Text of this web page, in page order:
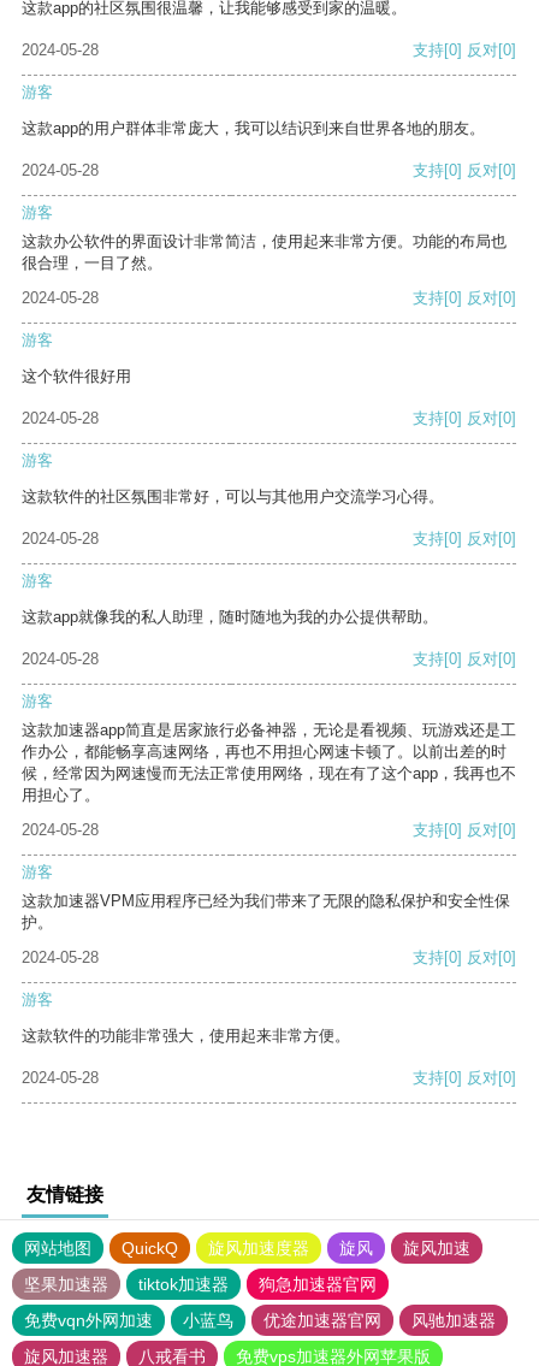
这款app的社区氛围很温馨，让我能够感受到家的温暖。
2024-05-28 支持[0] 反对[0]
游客
这款app的用户群体非常庞大，我可以结识到来自世界各地的朋友。
2024-05-28 支持[0] 反对[0]
游客
这款办公软件的界面设计非常简洁，使用起来非常方便。功能的布局也
很合理，一目了然。
2024-05-28
支持[0] 反对[0]
游客
这个软件很好用
2024-05-28 支持[0] 反对[0]
游客
这款软件的社区氛围非常好，可以与其他用户交流学习心得。
2024-05-28 支持[0] 反对[0]
游客
这款app就像我的私人助理，随时随地为我的办公提供帮助。
2024-05-28 支持[0] 反对[0]
游客
这款加速器app简直是居家旅行必备神器，无论是看视频、玩游戏还是工
作办公，都能畅享高速网络，再也不用担心网速卡顿了。以前出差的时
候，经常因为网速慢而无法正常使用网络，现在有了这个app，我再也不
用担心了。
2024-05-28
支持[0] 反对[0]
游客
这款加速器VPM应用程序已经为我们带来了无限的隐私保护和安全性保
护。
2024-05-28
支持[0] 反对[0]
游客
这款软件的功能非常强大，使用起来非常方便。
2024-05-28 支持[0] 反对[0]
友情链接
网站地图 QuickQ 旋风加速度器 旋风
旋风加速
坚果加速器
tiktok加速器
狗急加速器官网
免费vqn外网加速
小蓝鸟 优途加速器官网
风驰加速器
旋风加速器
八戒看书 免费vps加速器外网苹果版